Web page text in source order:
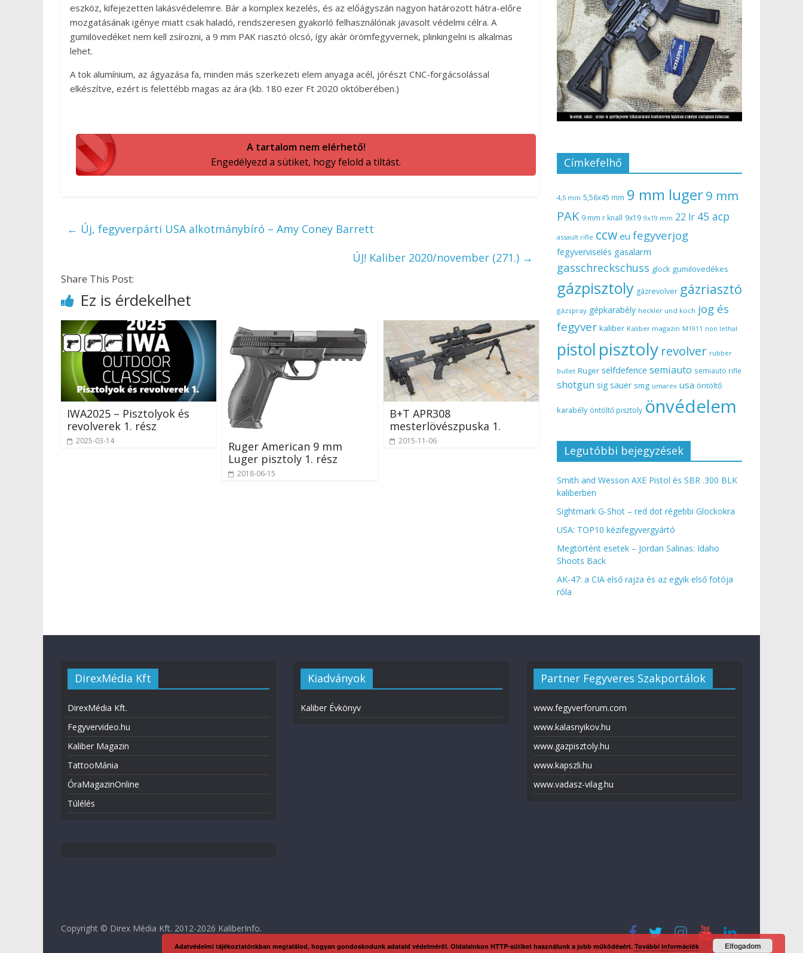
eszköz, kifejezetten lakásvédelemre. Bár a komplex kezelés, és az előágyszán nagyon határozott hátra-előre
mozgatásának igénye miatt csak haladó, rendszeresen gyakorló felhasználónak javasolt védelmi célra. A
gumilövedéket nem kell zsírozni, a 9 mm PAK riasztó olcsó, így akár örömfegyvernek, plinkingelni is alkalmas
lehet.
A tok alumínium, az ágyazása fa, minden más szerkezeti elem anyaga acél, jórészt CNC-forgácsolással
elkészítve, ezért is felettébb magas az ára (kb. 180 ezer Ft 2020 októberében.)
A tartalom nem elérhető!
Engedélyezd a sütiket, hogy felold a tiltást.
← Új, fegyverpárti USA alkotmánybíró – Amy Coney Barrett
ÚJ! Kaliber 2020/november (271.) →
Share This Post:
Ez is érdekelhet
IWA2025 – Pisztolyok és
revolverek 1. rész
2025-03-14
Ruger American 9 mm
Luger pisztoly 1. rész
2018-06-15
B+T APR308
mesterlövészpuska 1.
2015-11-06
Címkefelhő
4,5 mm 5,56x45 mm 9 mm luger9 mm
PAK 9 mm r knall 9x19 9x19 mm 22 lr 45 acp
assault rifle ccw eu fegyverjog
fegyverviselés gasalarm
gasschreckschuss glock gumilövedékes
gázpisztoly gázrevolver gázriasztó
gázspray gépkarabély heckler und koch jog és
fegyver kaliber Kaliber magazin M1911 non lethal
pistol pisztoly revolver rubber
bullet Ruger selfdefence semiauto semiauto rifle
shotgun sig sauer smg umarex usa öntöltő
karabély öntöltő pisztoly önvédelem
Legutóbbi bejegyzések
Smith and Wesson AXE Pistol és SBR .300 BLK
kaliberben
Sightmark G-Shot – red dot régebbi Glockokra
USA: TOP10 kézifegyvergyártó
Megtörtént esetek – Jordan Salinas: Idaho
Shoots Back
AK-47: a CIA első rajza és az egyik első fotója
róla
DirexMédia Kft
DirexMédia Kft.
Fegyvervideo.hu
Kaliber Magazin
TattooMánia
ÓraMagazinOnline
Túlélés
Kiadványok
Kaliber Évkönyv
Partner Fegyveres Szakportálok
www.fegyverforum.com
www.kalasnyikov.hu
www.gazpisztoly.hu
www.kapszli.hu
www.vadasz-vilag.hu
Copyright © Direx Média Kft. 2012-2026 KaliberInfo.
Adatvédelmi tájékoztatónkban megtalálod, hogyan gondoskodunk adataid védelméről. Oldalainkon HTTP-sütiket használunk a jobb működésért. További információk Elfogadom